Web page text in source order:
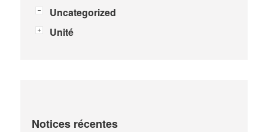
Uncategorized
Unité
Notices récentes